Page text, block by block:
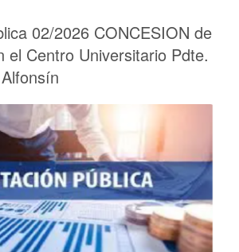
02/2026 CONCESION de
el Centro Universitario Pdte.